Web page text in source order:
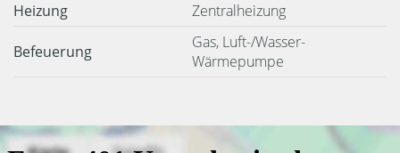
Heizung Zentralheizung
Befeuerung
Gas, Luft-/Wasser-
Wärmepumpe